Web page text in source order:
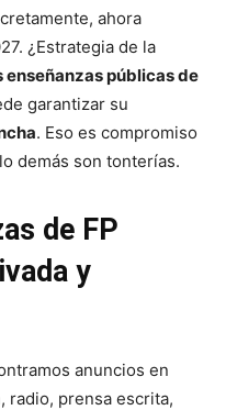
ahora
¿Estrategia de la
enseñanzas públicas de
garantizar su
. Eso es compromiso
demás son tonterías.
de FP
y
anuncios en
prensa escrita,